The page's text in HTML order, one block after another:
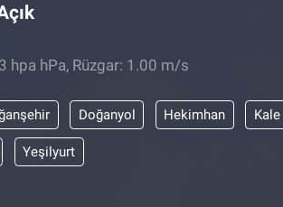
hpa hPa, Rüzgar: 1.00 m/s
Doğanyol Hekimhan Kale
Yeşilyurt